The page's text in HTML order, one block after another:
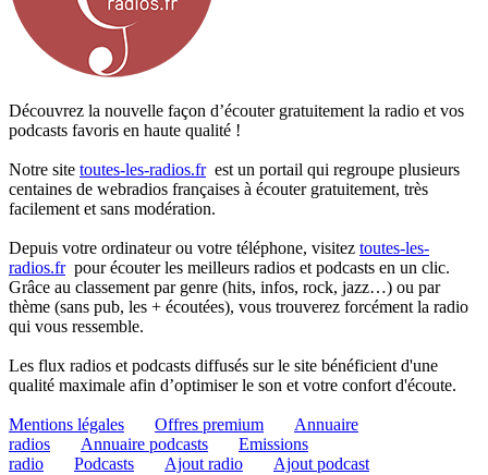
Découvrez la nouvelle façon d’écouter gratuitement la radio et vos
podcasts favoris en haute qualité !
Notre site toutes-les-radios.frest un portail qui regroupe plusieurs
centaines de webradios françaises à écouter gratuitement, très
facilement et sans modération.
Depuis votre ordinateur ou votre téléphone, visitez toutes-les-
radios.frpour écouter les meilleurs radios et podcasts en un clic.
Grâce au classement par genre (hits, infos, rock, jazz…) ou par
thème (sans pub, les + écoutées), vous trouverez forcément la radio
qui vous ressemble.
Les flux radios et podcasts diffusés sur le site bénéficient d'une
qualité maximale afin d’optimiser le son et votre confort d'écoute.
Mentions légales Offres premium
Annuaire
radios
Annuaire podcasts
Emissions
radio
Podcasts Ajout radio Ajout podcast